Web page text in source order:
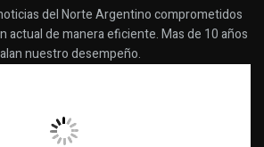
del Norte Argentino comprometidos
actual de manera eficiente. Mas de 10 años
nuestro desempeño.